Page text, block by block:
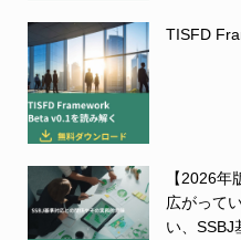
TISFD
【2026
広がって
い、SSBJ